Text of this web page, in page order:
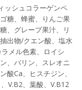
ッシュコラーゲンペ
糖、蜂蜜、りんご果
、グレープ果汁、リ
出物/クエン酸、塩水
メル色素、ロイシ
、バリン、スレオニ
酸Ca、ヒスチジン、
V.B2、葉酸、V.B12